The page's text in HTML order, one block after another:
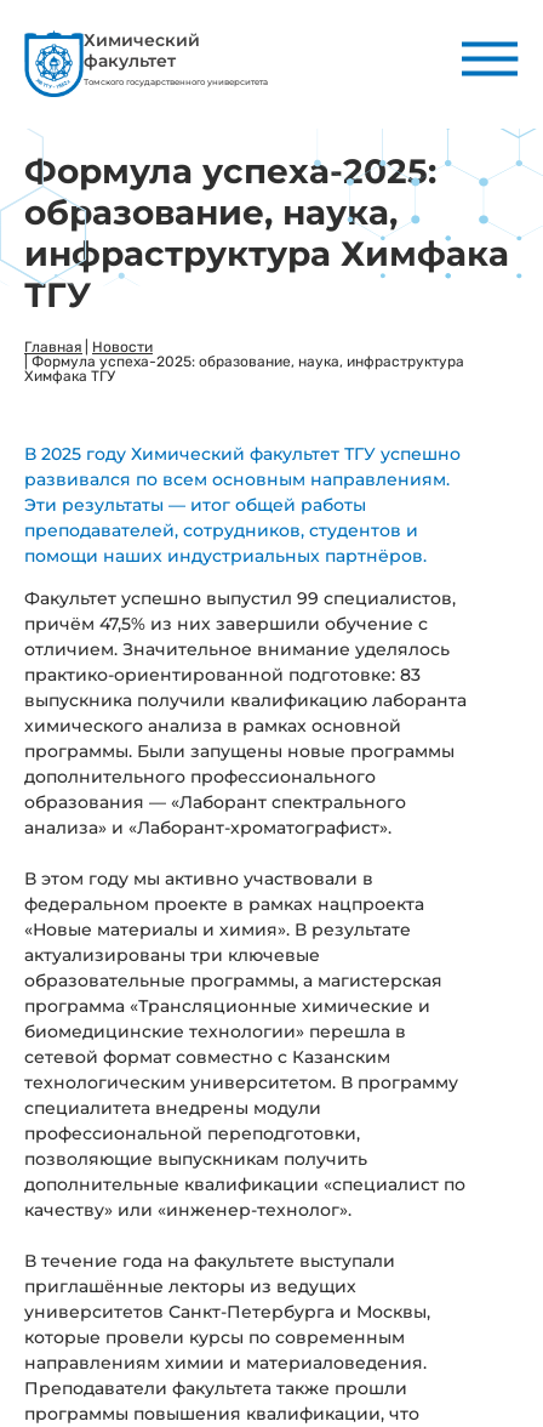
Химический
факультет
Томского государственного университета
Формула успеха-2025:
образование, наука,
инфраструктура Химфака
ТГУ
Главная
Новости
Формула успеха-2025: образование, наука, инфраструктура
Химфака ТГУ
В 2025 году Химический факультет ТГУ успешно
развивался по всем основным направлениям.
Эти результаты — итог общей работы
преподавателей, сотрудников, студентов и
помощи наших индустриальных партнёров.
Факультет успешно выпустил 99 специалистов,
причём 47,5% из них завершили обучение с
отличием. Значительное внимание уделялось
практико-ориентированной подготовке: 83
выпускника получили квалификацию лаборанта
химического анализа в рамках основной
программы. Были запущены новые программы
дополнительного профессионального
образования — «Лаборант спектрального
анализа» и «Лаборант-хроматографист».
В этом году мы активно участвовали в
федеральном проекте в рамках нацпроекта
«Новые материалы и химия». В результате
актуализированы три ключевые
образовательные программы, а магистерская
программа «Трансляционные химические и
биомедицинские технологии» перешла в
сетевой формат совместно с Казанским
технологическим университетом. В программу
специалитета внедрены модули
профессиональной переподготовки,
позволяющие выпускникам получить
дополнительные квалификации «специалист по
качеству» или «инженер-технолог».
В течение года на факультете выступали
приглашённые лекторы из ведущих
университетов Санкт-Петербурга и Москвы,
которые провели курсы по современным
направлениям химии и материаловедения.
Преподаватели факультета также прошли
программы повышения квалификации, что